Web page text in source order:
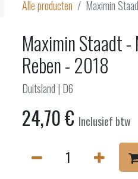
Alle producten Maximin
Maximin Staadt
Reben - 2018
Duitsland | D6
24,70€ Inclusief btw